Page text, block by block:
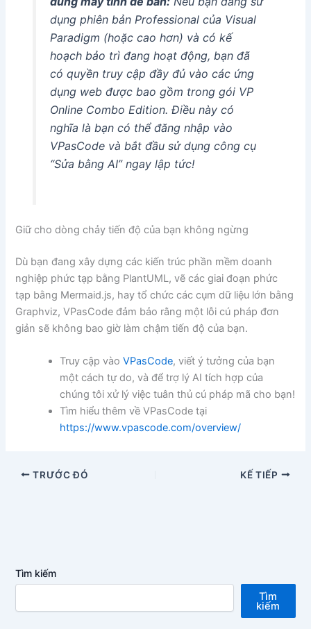
dụng phiên bản Professional của Visual
Paradigm (hoặc cao hơn) và có kế
hoạch bảo trì đang hoạt động, bạn đã
có quyền truy cập đầy đủ vào các ứng
dụng web được bao gồm trong gói VP
Online Combo Edition. Điều này có
nghĩa là bạn có thể đăng nhập vào
VPasCode và bắt đầu sử dụng công cụ
“Sửa bằng AI” ngay lập tức!
Giữ cho dòng chảy tiến độ của bạn không ngừng
Dù bạn đang xây dựng các kiến trúc phần mềm doanh
nghiệp phức tạp bằng PlantUML, vẽ các giai đoạn phức
tạp bằng Mermaid.js, hay tổ chức các cụm dữ liệu lớn bằng
Graphviz, VPasCode đảm bảo rằng một lỗi cú pháp đơn
giản sẽ không bao giờ làm chậm tiến độ của bạn.
Truy cập vàoVPasCode, viết ý tưởng của bạn
một cách tự do, và để trợ lý AI tích hợp của
chúng tôi xử lý việc tuân thủ cú pháp mã cho bạn!
Tìm hiểu thêm về VPasCode tại
https://www.vpascode.com/overview/
TRƯỚC ĐÓ KẾ TIẾP
Tìm kiếm
Tìm
kiếm